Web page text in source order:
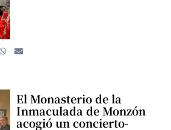
El Monasterio de la
Inmaculada de Monzón
acogió un concierto-